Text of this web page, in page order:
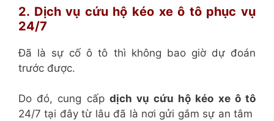
2. Dịch vụ cứu hộ kéo xe ô tô phục vụ
24/7
Đã là sự cố ô tô thì không bao giờ dự đoán
trước được.
Do đó, cung cấp dịch vụ cứu hộ kéo xe ô tô
24/7 tại đây từ lâu đã là nơi gửi gắm sự an tâm